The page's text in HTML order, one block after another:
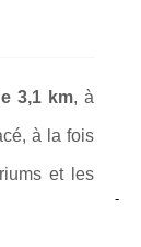
3,1 km, à
à la fois
et les
-